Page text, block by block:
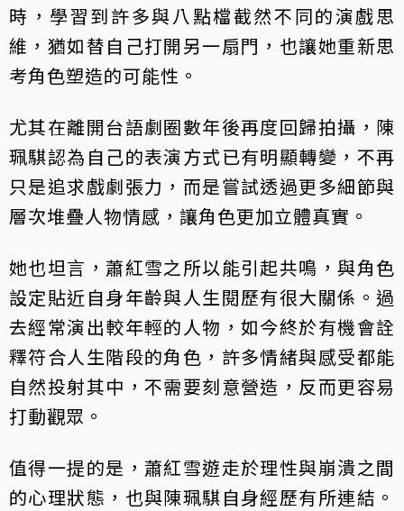
時，學習到許多與八點檔截然不同的演戲思
維，猶如替自己打開另一扇門，也讓她重新思
考角色塑造的可能性。
尤其在離開台語劇圈數年後再度回歸拍攝，陳
珮騏認為自己的表演方式已有明顯轉變，不再
只是追求戲劇張力，而是嘗試透過更多細節與
層次堆疊人物情感，讓角色更加立體真實。
她也坦言，蕭紅雪之所以能引起共鳴，與角色
設定貼近自身年齡與人生閱歷有很大關係。過
去經常演出較年輕的人物，如今終於有機會詮
釋符合人生階段的角色，許多情緒與感受都能
自然投射其中，不需要刻意營造，反而更容易
打動觀眾。
值得一提的是，蕭紅雪遊走於理性與崩潰之間
的心理狀態，也與陳珮騏自身經歷有所連結。